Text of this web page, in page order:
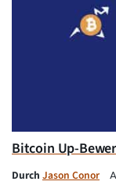
Bitcoin Up-
Durch Jason Conor